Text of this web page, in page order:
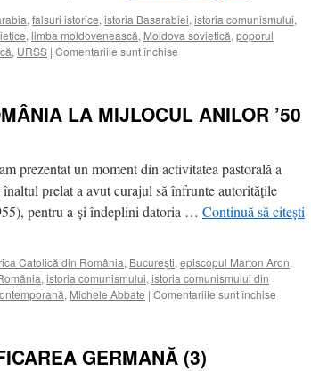
, falsuri istorice, istoria Basarabiei, istoria comunismului,
, limba moldovenească, Moldova sovietică, poporul
, URSS | Comentariile sunt închise
„POPORULUI
LA MIJLOCUL ANILOR ’50
prezentat un moment din activitatea pastorală a
prelat a avut curajul să înfrunte autorităţile
pentru a-şi îndeplini datoria … Continuă să citești
Catolică din România, Bucureşti, episcopul Marton Aron,
, istoria comunismului, istoria comunismului din
, Michele Abbate | Comentariile sunt închise
GERMANĂ (3)